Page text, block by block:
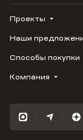
Проекты
ВЕРН
1799
Флора
Наши
Купить квартиру
Студию
3-комнатную
Способы покупки
Трейд-ин
Компания
Карьера